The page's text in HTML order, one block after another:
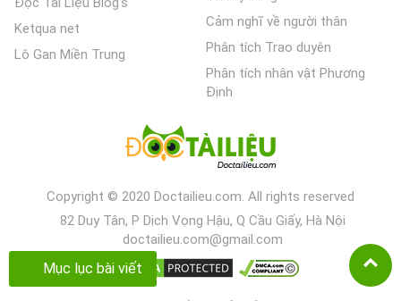
Mục lục bài viết
Ketqua net
Lô Gan Miền Trung
Cảm nghĩ về người thân
Phân tích Trao duyên
Phân tích nhân vật Phương
Định
Copyright © 2020 Doctailieu.com. All rights reserved
82 Duy Tân, P Dịch Vọng Hậu, Q Cầu Giấy, Hà Nội
doctailieu.com@gmail.com